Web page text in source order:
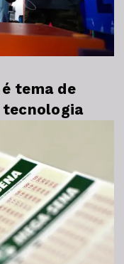
tema de
tecnologia